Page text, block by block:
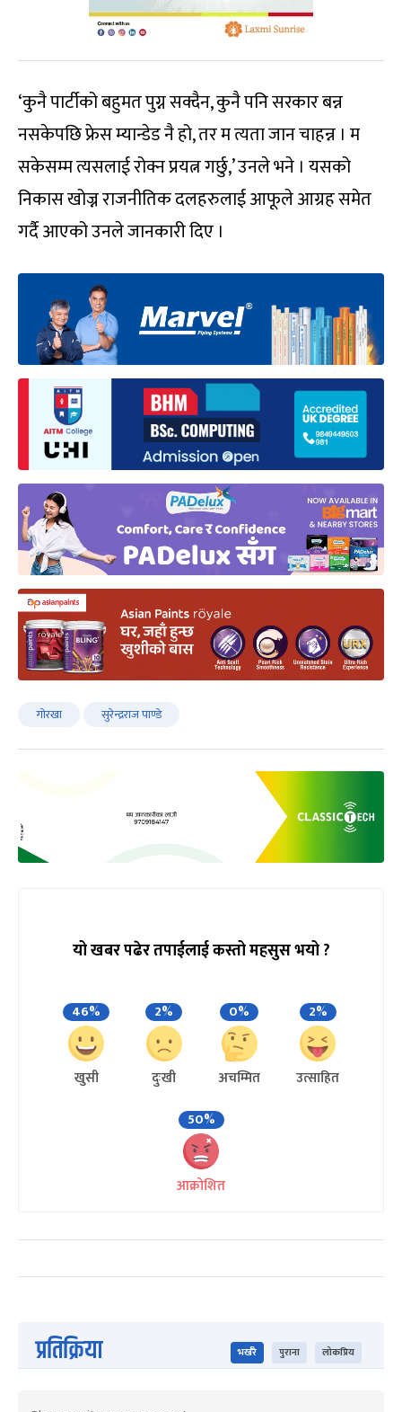
‘कुनै पार्टीको बहुमत पुग्न सक्दैन, कुनै पनि सरकार बन्न
नसकेपछि फ्रेस म्यान्डेड नै हो, तर म त्यता जान चाहन्न । म
सकेसम्म त्यसलाई रोक्न प्रयत्न गर्छु,’ उनले भने । यसको
निकास खोज्न राजनीतिक दलहरुलाई आफूले आग्रह समेत
गर्दै आएको उनले जानकारी दिए ।
गोरखा सुरेन्द्रराज पाण्डे
यो खबर पढेर तपाईलाई कस्तो महसुस भयो ?
46%
खुसी
2%
दुःखी
0%
अचम्मित
2%
उत्साहित
50%
आक्रोशित
प्रतिक्रिया भर्खरै पुराना लोकप्रिय